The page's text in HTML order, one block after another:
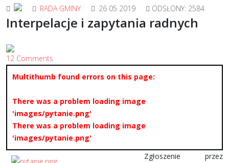
RADA GMINY 26 05 2019 ODSŁONY: 2584
Interpelacje i zapytania radnych
12 Comments
Multithumb found errors on this page:
There was a problem loading image
'images/pytanie.png'
There was a problem loading image
'images/pytanie.png'
Zgłoszenie przez